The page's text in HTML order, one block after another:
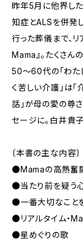
昨年5月に他界し
知症とALSを併発
行った葬儀まで、
Mama』。たくさん
50～60代の「わた
く苦しい介護」は
話」が母の愛の尊
セージに。白井貴
〔本書の主な内容〕
●Mamaの高熱奮
●当たり前を疑う
●一番大切なこと
●リアルタイム・
●星めぐりの歌